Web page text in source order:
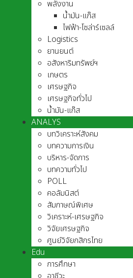
พลังงาน
น้ำมัน-แก๊ส
ไฟฟ้า-โซล่าร์เซลล์
Logistics
ยานยนต์
อสังหาริมทรัพย์ฯ
เกษตร
เศรษฐกิจ
เศรษฐกิจทั่วไป
น้ำมัน-แก๊ส
ANALYS
บทวิเคราะห์สังคม
บทความการเงิน
บริหาร-จัดการ
บทความทั่วไป
POLL
คอลัมนิสต์
สัมภาษณ์พิเศษ
วิเคราะห์-เศรษฐกิจ
วิจัยเศรษฐกิจ
ศูนย์วิจัยกสิกรไทย
Edu
การศึกษา